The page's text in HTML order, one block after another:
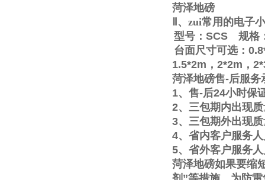
菏泽地磅
、zui常用的电子
型号： SCS
规格
台面尺寸可选：
1.5*2m ， 2*2m ，
菏泽地磅售-后服务
1、售-后24小时保
2、三包期内出现
3、三包期外出现
4、省内客户服务
5、省外客户服务
菏泽地磅如果要缩